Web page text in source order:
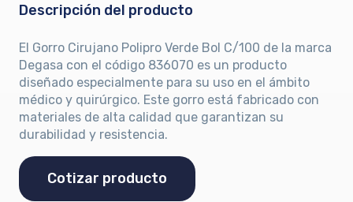
Descripción del producto
El Gorro Cirujano Polipro Verde Bol C/100 de la marca
Degasa con el código 836070 es un producto
diseñado especialmente para su uso en el ámbito
médico y quirúrgico. Este gorro está fabricado con
materiales de alta calidad que garantizan su
durabilidad y resistencia.
Cotizar producto